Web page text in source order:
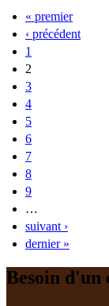
« premier
‹ précédent
1
2
3
4
5
6
7
8
9
…
suivant ›
dernier »
Besoin d'un